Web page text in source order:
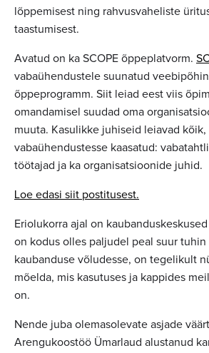
lõppemisest ning rahvusvaheliste
taastumisest.
Avatud on ka SCOPE õppeplatvorm.
vabaühendustele suunatud
õppeprogramm. Siit leiad eest viis
omandamisel suudad oma
muuta. Kasulikke juhiseid leiavad kõik,
vabaühendustesse kaasatud:
töötajad ja ka organisatsioonide juhid.
Loe edasi siit postitusest.
Eriolukorra ajal on
on kodus olles paljudel peal suur tuhin
kaubanduse võludesse, on tegelikult
mõelda, mis kasutuses ja kappides
on.
Nende juba olemasolevate asjade
Arengukoostöö Ümarlaud alustanud